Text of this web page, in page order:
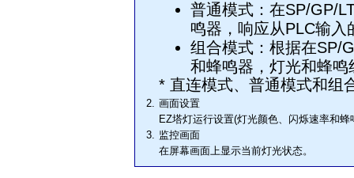
普通模式：在SP/GP/
鸣器，响应从PLC输入
组合模式：根据在SP/
和蜂鸣器，灯光和蜂
* 直连模式、普通模式和组
2. 画面设置
EZ塔灯运行设置(灯光颜色、闪烁速率和
3. 监控画面
在屏幕画面上显示当前灯光状态。